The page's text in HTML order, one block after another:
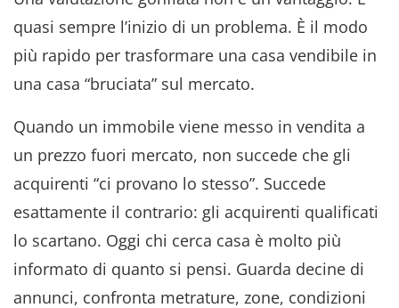
quasi sempre l’inizio di un problema. È il modo
più rapido per trasformare una casa vendibile in
una casa “bruciata” sul mercato.
Quando un immobile viene messo in vendita a
un prezzo fuori mercato, non succede che gli
acquirenti “ci provano lo stesso”. Succede
esattamente il contrario: gli acquirenti qualificati
lo scartano. Oggi chi cerca casa è molto più
informato di quanto si pensi. Guarda decine di
annunci, confronta metrature, zone, condizioni